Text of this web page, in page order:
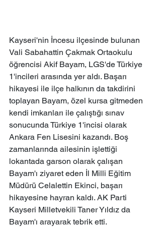
Kayseri'nin İncesu ilçesinde bulunan
Vali Sabahattin Çakmak Ortaokulu
öğrencisi Akif Bayam, LGS'de Türkiye
1'incileri arasında yer aldı. Başarı
hikayesi ile ilçe halkının da takdirini
toplayan Bayam, özel kursa gitmeden
kendi imkanları ile çalıştığı sınav
sonucunda Türkiye 1'incisi olarak
Ankara Fen Lisesini kazandı. Boş
zamanlarında ailesinin işlettiği
lokantada garson olarak çalışan
Bayam'ı ziyaret eden İl Milli Eğitim
Müdürü Celalettin Ekinci, başarı
hikayesine hayran kaldı. AK Parti
Kayseri Milletvekili Taner Yıldız da
Bayam'ı arayarak tebrik etti.